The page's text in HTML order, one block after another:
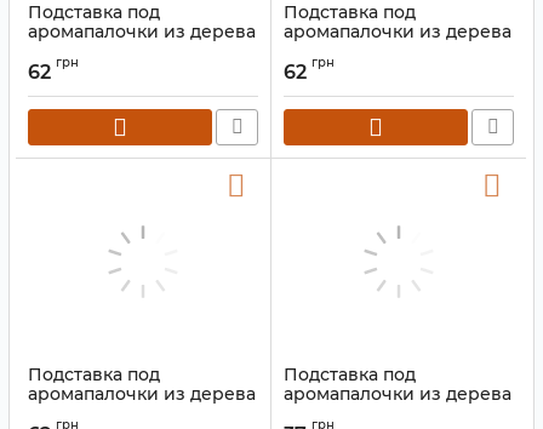
Подставка под
аромапалочки из дерева
Фиолетовая
Артикул: 9150034
62 грн
Подставка под
аромапалочки из дерева
Зелёная
Артикул: 9150034
62 грн
Подставка под
аромапалочки из дерева
грн
Подставка под
аромапалочки из дерева
грн